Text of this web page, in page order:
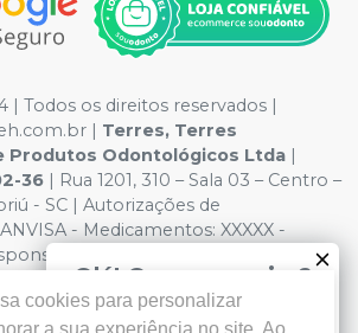
Olá! Quer negociar?
Clique aqui para falar conosco
| Todos os direitos reservados |
| Terres, Terres
Produtos Odontológicos Ltda |
36 | Rua 1201, 310 – Sala 03 – Centro –
- SC | Autorizações de
- Medicamentos: XXXXX -
XXXX. CRF/PI nº XXXX |
e condições da loja virtual estão
cookies para personalizar
a sua experiência no site. Ao